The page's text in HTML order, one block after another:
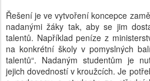
Řešení je ve vytvoření koncepce
nadanými žáky tak, aby se jim
talentů. Například peníze z
na konkrétní školy v pomyslných
talentů“. Nadaným studentům je
jejich dovedností v kroužcích. Je